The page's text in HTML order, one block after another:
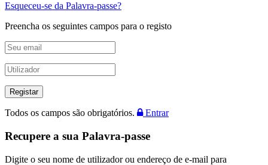
Esqueceu-se da Palavra-passe?
Preencha os seguintes campos para o registo
Todos os campos são obrigatórios. Entrar
Recupere a sua Palavra-passe
Digite o seu nome de utilizador ou endereço de e-mail para